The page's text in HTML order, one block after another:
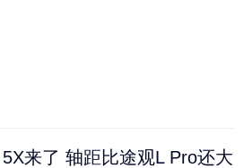
5X来了 轴距比途观L Pro还大